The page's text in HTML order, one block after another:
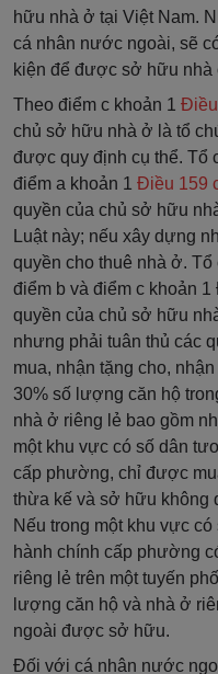
hữu nhà ở tại Việt Nam.
cá nhân nước ngoài, sẽ
kiện để được sở hữu nhà
Theo điểm c khoản 1
chủ sở hữu nhà ở là tổ
được quy định cụ thể. Tổ
điểm a khoản 1 Điều 159
quyền của chủ sở hữu
Luật này; nếu xây dựng
quyền cho thuê nhà ở.
điểm b và điểm c khoản
quyền của chủ sở hữu
nhưng phải tuân thủ các
mua, nhận tặng cho,
30% số lượng căn hộ
nhà ở riêng lẻ bao gồm
một khu vực có số dân
cấp phường, chỉ được
thừa kế và sở hữu không
Nếu trong một khu vực
hành chính cấp phường
riêng lẻ trên một tuyến
lượng căn hộ và nhà ở
ngoài được sở hữu.
Đối với cá nhân nước